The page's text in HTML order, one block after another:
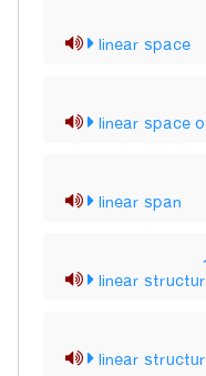
linear space
linear space
linear span
linear
linear